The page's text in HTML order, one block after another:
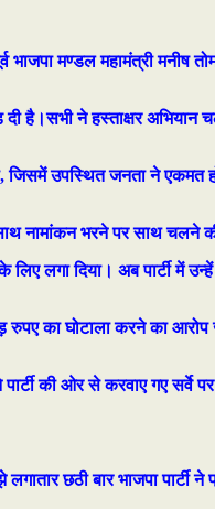
मण्डल महामंत्री मनीष
ने हस्ताक्षर अभियान
उपस्थित जनता ने एकमत
नामांकन भरने पर साथ चलने
लगा दिया। अब पार्टी में
का घोटाला करने का
की ओर से करवाए गए सर्वे
छठी बार भाजपा